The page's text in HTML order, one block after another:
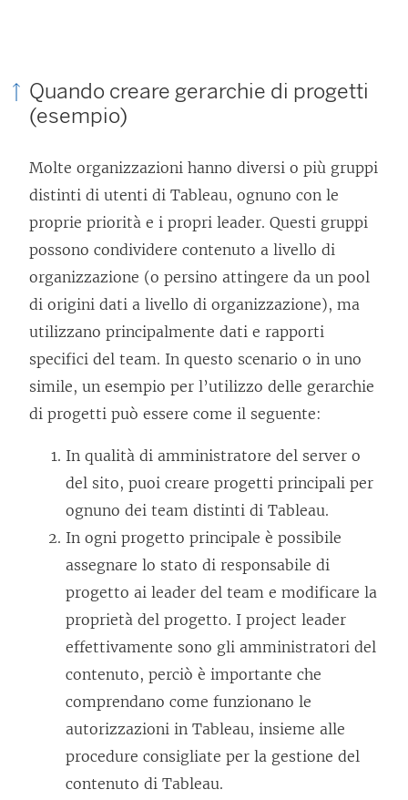
Quando creare gerarchie di progetti
(esempio)
Molte organizzazioni hanno diversi o più gruppi
distinti di utenti di Tableau, ognuno con le
proprie priorità e i propri leader. Questi gruppi
possono condividere contenuto a livello di
organizzazione (o persino attingere da un pool
di origini dati a livello di organizzazione), ma
utilizzano principalmente dati e rapporti
specifici del team. In questo scenario o in uno
simile, un esempio per l’utilizzo delle gerarchie
di progetti può essere come il seguente:
In qualità di amministratore del server o
del sito, puoi creare progetti principali per
ognuno dei team distinti di Tableau.
In ogni progetto principale è possibile
assegnare lo stato di responsabile di
progetto ai leader del team e modificare la
proprietà del progetto. I project leader
effettivamente sono gli amministratori del
contenuto, perciò è importante che
comprendano come funzionano le
autorizzazioni in Tableau, insieme alle
procedure consigliate per la gestione del
contenuto di Tableau.